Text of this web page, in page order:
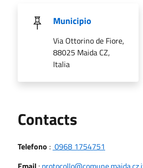
Municipio
Via Ottorino de Fiore,
88025 Maida CZ,
Italia
Contacts
Telefono : 0968 1754751